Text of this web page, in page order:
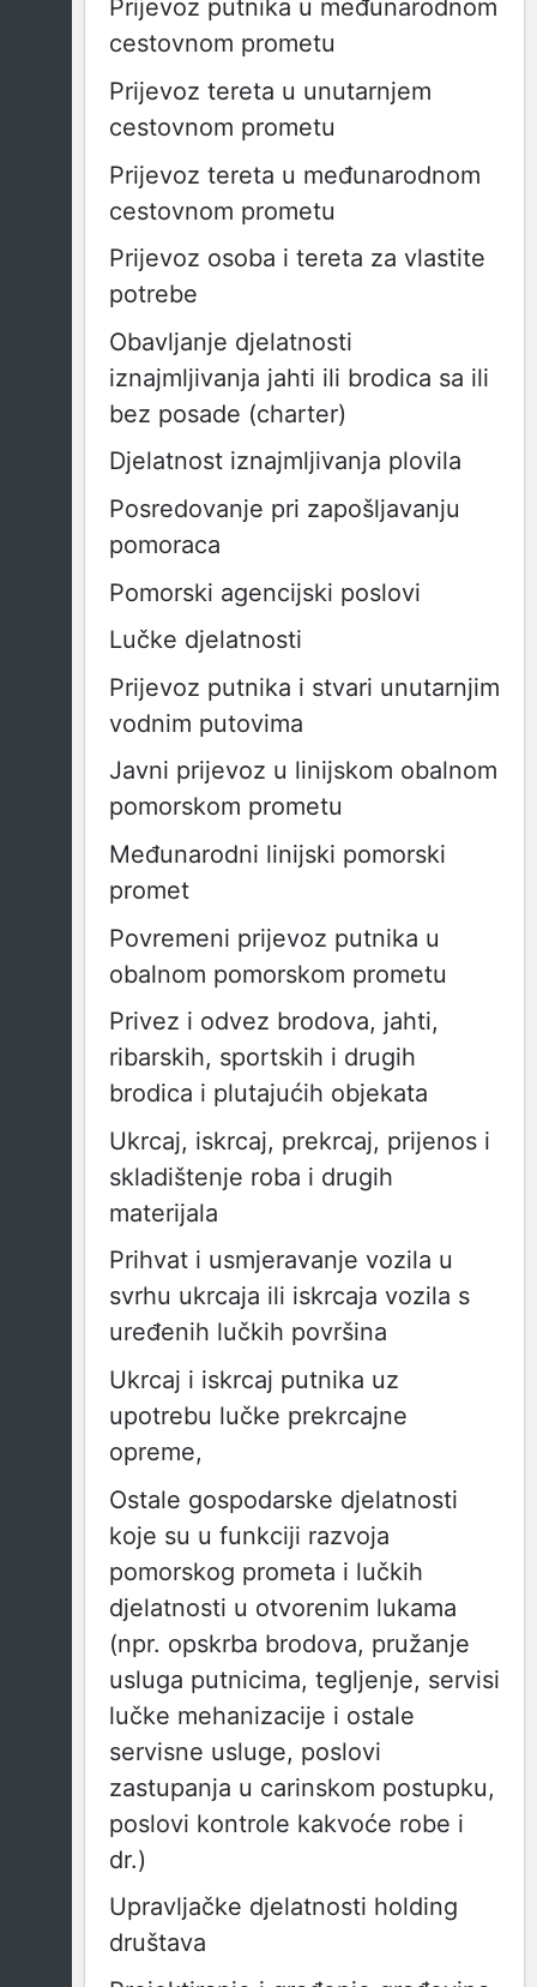
Prijevoz putnika u međunarodnom
cestovnom prometu
Prijevoz tereta u unutarnjem
cestovnom prometu
Prijevoz tereta u međunarodnom
cestovnom prometu
Prijevoz osoba i tereta za vlastite
potrebe
Obavljanje djelatnosti
iznajmljivanja jahti ili brodica sa ili
bez posade (charter)
Djelatnost iznajmljivanja plovila
Posredovanje pri zapošljavanju
pomoraca
Pomorski agencijski poslovi
Lučke djelatnosti
Prijevoz putnika i stvari unutarnjim
vodnim putovima
Javni prijevoz u linijskom obalnom
pomorskom prometu
Međunarodni linijski pomorski
promet
Povremeni prijevoz putnika u
obalnom pomorskom prometu
Privez i odvez brodova, jahti,
ribarskih, sportskih i drugih
brodica i plutajućih objekata
Ukrcaj, iskrcaj, prekrcaj, prijenos i
skladištenje roba i drugih
materijala
Prihvat i usmjeravanje vozila u
svrhu ukrcaja ili iskrcaja vozila s
uređenih lučkih površina
Ukrcaj i iskrcaj putnika uz
upotrebu lučke prekrcajne
opreme,
Ostale gospodarske djelatnosti
koje su u funkciji razvoja
pomorskog prometa i lučkih
djelatnosti u otvorenim lukama
(npr. opskrba brodova, pružanje
usluga putnicima, tegljenje, servisi
lučke mehanizacije i ostale
servisne usluge, poslovi
zastupanja u carinskom postupku,
poslovi kontrole kakvoće robe i
dr.)
Upravljačke djelatnosti holding
društava